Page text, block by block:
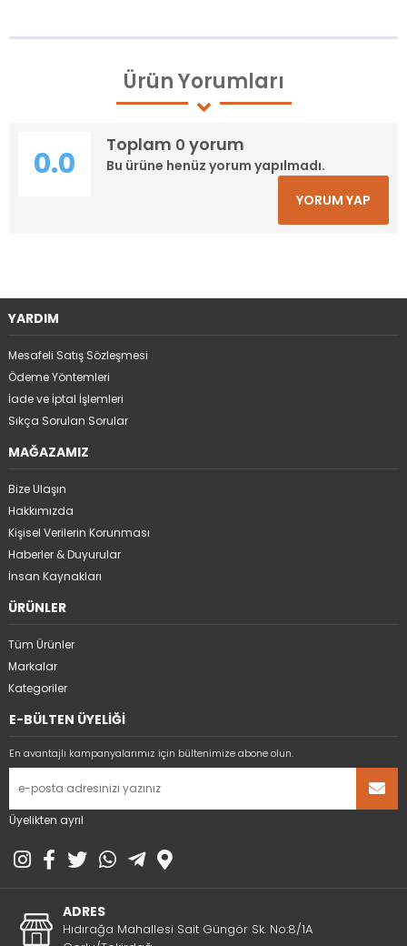
ÜrünYorumları
Toplam 0 yorum
Bu ürüne henüz yorum yapılmadı.
0.0
YORUM YAP
YARDIM
Mesafeli Satış Sözleşmesi
Ödeme Yöntemleri
İade ve İptal İşlemleri
Sıkça Sorulan Sorular
MAĞAZAMIZ
Bize Ulaşın
Hakkımızda
Kişisel Verilerin Korunması
Haberler & Duyurular
İnsan Kaynakları
ÜRÜNLER
Tüm Ürünler
Markalar
Kategoriler
E-BÜLTEN ÜYELİĞİ
En avantajlı kampanyalarımız için bültenimize abone olun.
Üyelikten ayrıl
ADRES
Hıdırağa Mahallesi Sait Güngör Sk. No:8/1A